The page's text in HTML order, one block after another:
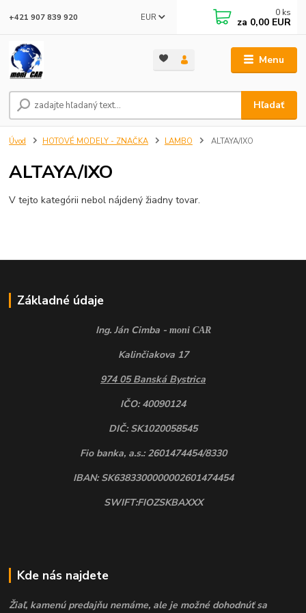
Menu
EUR
Hľadať
+421 907 839 920 0 ks
za 0,00 EUR
Úvod HOTOVÉ MODELY - ZNAČKA LAMBO ALTAYA/IXO
ALTAYA/IXO
V tejto kategórii nebol nájdený žiadny tovar.
Základné údaje
Ing. Ján Cimba - moni CAR
Kalinčiakova 17
974 05 Banská Bystrica
IČO: 40090124
DIČ: SK1020058545
Fio banka, a.s.: 2601474454/8330
IBAN: SK6383300000002601474454
SWIFT:FIOZSKBAXXX
Kde nás najdete
Žiaľ, kamenú predajňu nemáme, ale je možné dohodnúť sa